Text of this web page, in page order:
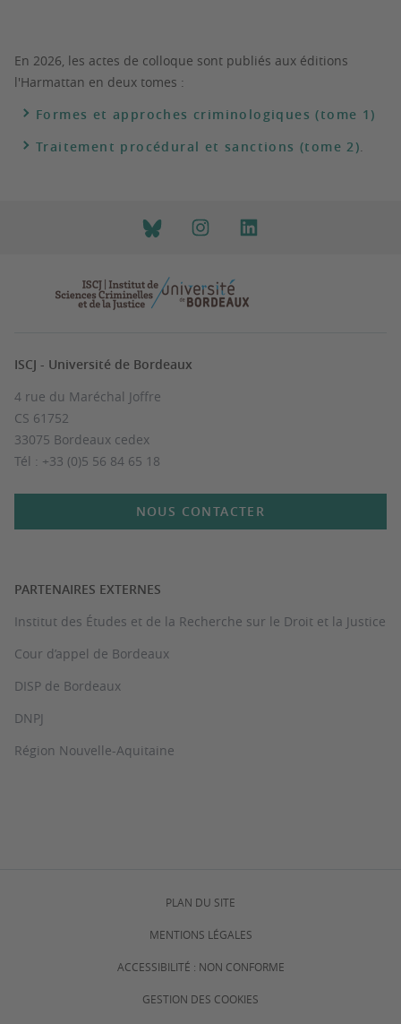
En 2026, les actes de colloque sont publiés aux éditions
l'Harmattan en deux tomes :
Formes et approches criminologiques (tome 1)
Traitement procédural et sanctions (tome 2)
ISCJ - Université de Bordeaux
4 rue du Maréchal Joffre
CS 61752
33075 Bordeaux cedex
Tél : +33 (0)5 56 84 65 18
NOUS CONTACTER
PARTENAIRES EXTERNES
Institut des Études et de la Recherche sur le Droit et la Justice
Cour d’appel de Bordeaux
DISP de Bordeaux
DNPJ
Région Nouvelle-Aquitaine
PLAN DU SITE
MENTIONS LÉGALES
ACCESSIBILITÉ : NON CONFORME
GESTION DES COOKIES